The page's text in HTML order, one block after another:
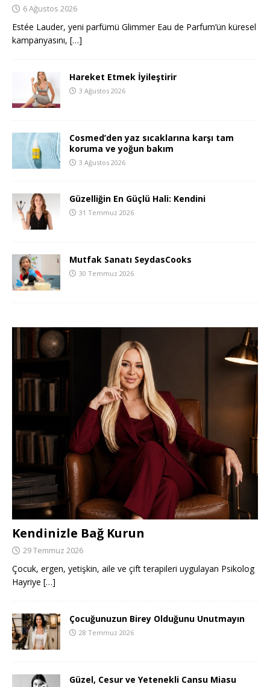
6 Ağustos 2026
Estée Lauder, yeni parfümü Glimmer Eau de Parfum’ün küresel
kampanyasını, […]
Hareket Etmek İyileştirir
3 Ağustos 2026
Cosmed’den yaz sıcaklarına karşı tam
koruma ve yoğun bakım
3 Ağustos 2026
Güzelliğin En Güçlü Hali: Kendini
31 Temmuz 2026
Mutfak Sanatı SeydasCooks
30 Temmuz 2026
Kendinizle Bağ Kurun
29 Temmuz 2026
Çocuk, ergen, yetişkin, aile ve çift terapileri uygulayan Psikolog
Hayriye […]
Çocuğunuzun Birey Olduğunu Unutmayın
28 Temmuz 2026
Güzel, Cesur ve Yetenekli Cansu Miasu